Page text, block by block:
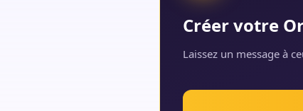
Créer votre
Laissez un message à